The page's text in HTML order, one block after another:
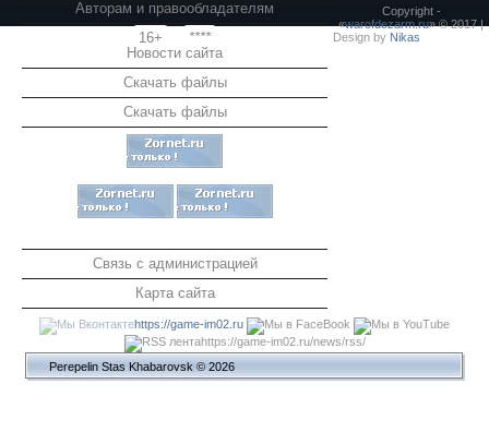
Авторам и правообладателям
16+
****
Новости сайта
Скачать файлы
Скачать файлы
Связь с администрацией
Карта сайта
Copyright -
«warofdezarm.ru» © 2017 |
Design by Nikas
https://game-im02.ru
https://game-im02.ru/news/rss/
Perepelin Stas Khabarovsk © 2026